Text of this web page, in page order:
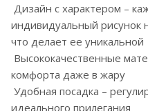
Дизайн с характером –
индивидуальный рисунок
что делает ее уникальной
Высококачественные
комфорта даже в жару
Удобная посадка –
идеального прилегания